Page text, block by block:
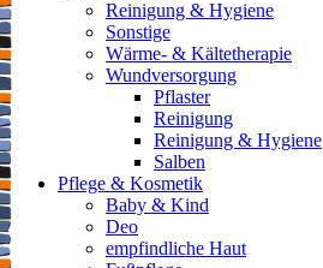
Reinigung & Hygiene
Sonstige
Wärme- & Kältetherapie
Wundversorgung
Pflaster
Reinigung
Reinigung & Hygiene
Salben
Pflege & Kosmetik
Baby & Kind
Deo
empfindliche Haut